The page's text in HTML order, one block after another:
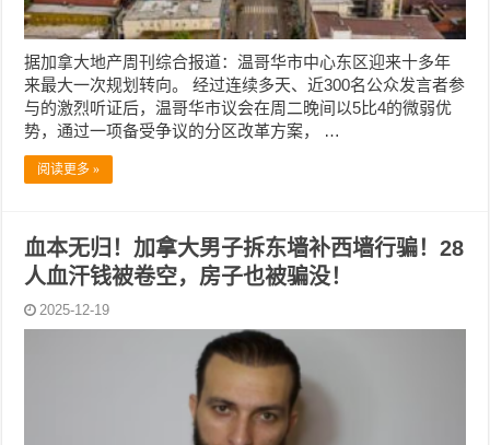
据加拿大地产周刊综合报道：温哥华市中心东区迎来十多年
来最大一次规划转向。 经过连续多天、近300名公众发言者参
与的激烈听证后，温哥华市议会在周二晚间以5比4的微弱优
势，通过一项备受争议的分区改革方案， …
阅读更多 »
血本无归！加拿大男子拆东墙补西墙行骗！28
人血汗钱被卷空，房子也被骗没！
2025-12-19